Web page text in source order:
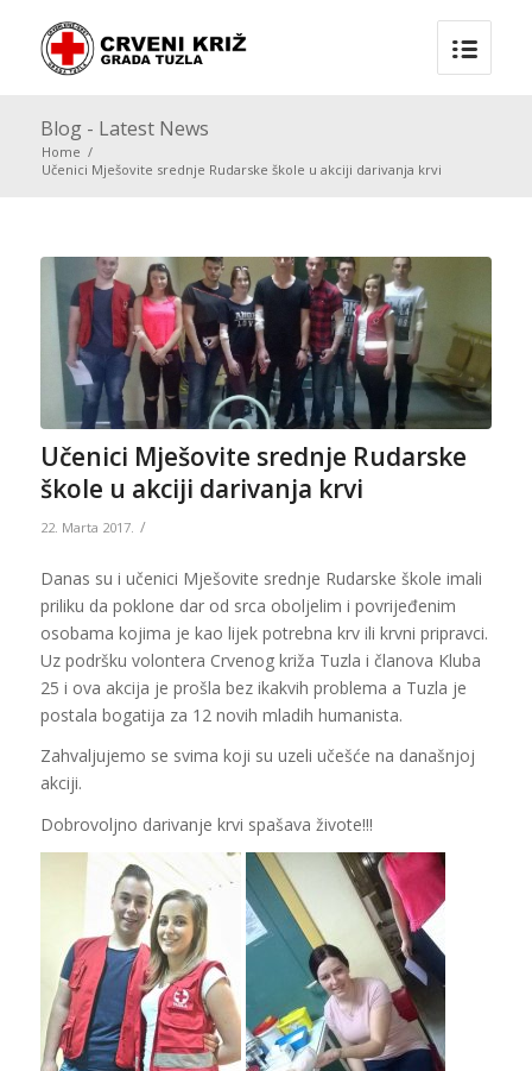
Blog - Latest News
Home /
Učenici Mješovite srednje Rudarske škole u akciji darivanja krvi
Učenici Mješovite srednje Rudarske
škole u akciji darivanja krvi
22. Marta 2017. /
Danas su i učenici Mješovite srednje Rudarske škole imali
priliku da poklone dar od srca oboljelim i povrijeđenim
osobama kojima je kao lijek potrebna krv ili krvni pripravci.
Uz podršku volontera Crvenog križa Tuzla i članova Kluba
25 i ova akcija je prošla bez ikakvih problema a Tuzla je
postala bogatija za 12 novih mladih humanista.
Zahvaljujemo se svima koji su uzeli učešće na današnjoj
akciji.
Dobrovoljno darivanje krvi spašava živote!!!